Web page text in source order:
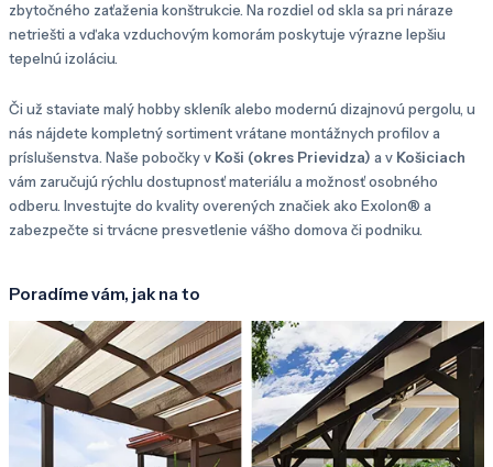
zbytočného zaťaženia konštrukcie. Na rozdiel od skla sa pri náraze
netriešti a vďaka vzduchovým komorám poskytuje výrazne lepšiu
tepelnú izoláciu.
Či už staviate malý hobby skleník alebo modernú dizajnovú pergolu, u
nás nájdete kompletný sortiment vrátane montážnych profilov a
príslušenstva. Naše pobočky v Koši (okres Prievidza) a v Košiciach
vám zaručujú rýchlu dostupnosť materiálu a možnosť osobného
odberu. Investujte do kvality overených značiek ako Exolon® a
zabezpečte si trvácne presvetlenie vášho domova či podniku.
Poradíme vám, jak na to